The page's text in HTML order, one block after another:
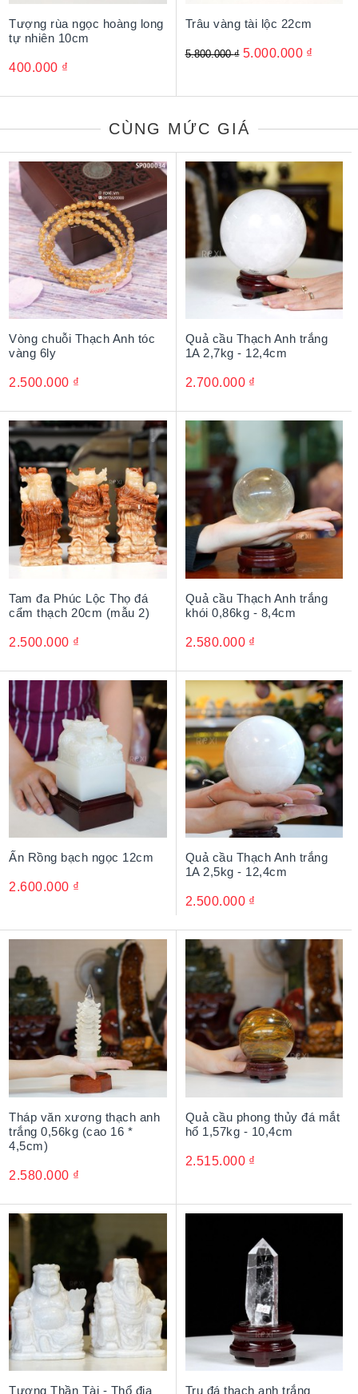
Tượng rùa ngọc hoàng long
tự nhiên 10cm
400.000 ₫
Trâu vàng tài lộc 22cm
5.800.000 ₫ 5.000.000 ₫
CÙNG MỨC GIÁ
Vòng chuỗi Thạch Anh tóc
vàng 6ly
2.500.000 ₫
Quả cầu Thạch Anh trắng
1A 2,7kg - 12,4cm
2.700.000 ₫
Tam đa Phúc Lộc Thọ đá
cẩm thạch 20cm (mẫu 2)
2.500.000 ₫
Quả cầu Thạch Anh trắng
khói 0,86kg - 8,4cm
2.580.000 ₫
Ấn Rồng bạch ngọc 12cm
2.600.000 ₫
Quả cầu Thạch Anh trắng
1A 2,5kg - 12,4cm
2.500.000 ₫
Tháp văn xương thạch anh
trắng 0,56kg (cao 16 *
4,5cm)
2.580.000 ₫
Quả cầu phong thủy đá mắt
hổ 1,57kg - 10,4cm
2.515.000 ₫
Tượng Thần Tài - Thổ địa Trụ đá thạch anh trắng